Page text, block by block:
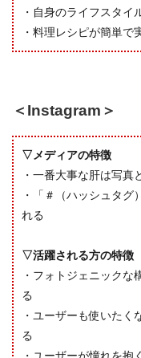
・自身のライフスタ
・料理レシピが簡単で
＜Instagram＞
▽メディアの特徴
・一番大事な肝は写真
・「＃（ハッシュタ
れる
▽活躍される方の特徴
・フォトジェニック
る
・ユーザーも使いた
る